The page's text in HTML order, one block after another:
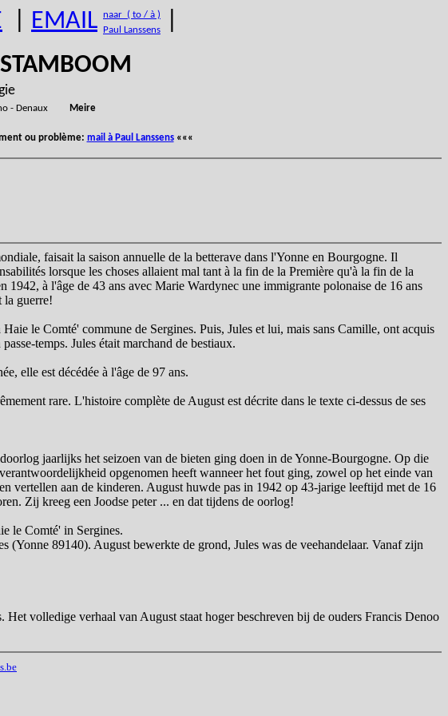
EMAIL naar ( to / à )
Paul Lanssens
- Denaux Meire
ou problème: mail à Paul Lanssens«««
faisait la saison annuelle de la betterave dans l'Yonne en Bourgogne. Il
lorsque les choses allaient mal tant à la fin de la Première qu'à la fin de la
1942, à l'âge de 43 ans avec Marie Wardynec une immigrante polonaise de 16 ans
la guerre!
le Comté' commune de Sergines. Puis, Jules et lui, mais sans Camille, ont acquis
temps. Jules était marchand de bestiaux.
elle est décédée à l'âge de 97 ans.
rare. L'histoire complète de August est décrite dans le texte ci-dessus de ses
jaarlijks het seizoen van de bieten ging doen in de Yonne-Bourgogne. Op die
opgenomen heeft wanneer het fout ging, zowel op het einde van
vertellen aan de kinderen. August huwde pas in 1942 op 43-jarige leeftijd met de 16
Zij kreeg een Joodse peter ... en dat tijdens de oorlog!
le Comté' in Sergines.
89140). August bewerkte de grond, Jules was de veehandelaar. Vanaf zijn
volledige verhaal van August staat hoger beschreven bij de ouders Francis Denoo